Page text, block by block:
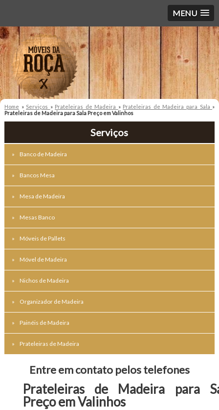
MENU
Home » Serviços » Prateleiras de Madeira » Prateleiras de Madeira para Sala »
Prateleiras de Madeira para Sala Preço em Valinhos
Serviços
Banco de Madeira
Bancos Mesa
Mesa de Madeira
Mesas Banco
Móveis de Pallets
Móvel de Madeira
Nichos de Madeira
Organizador de Madeira
Painéis de Madeira
Prateleiras de Madeira
Entre em contato pelos telefones
Prateleiras de Madeira para
Preço em Valinhos